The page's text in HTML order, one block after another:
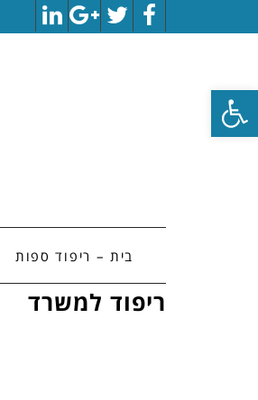
פתח סרגל נגישות
Facebook
Twitter
Google+
LinkedIn
בית – ריפוד ספות
ריפוד למשרד